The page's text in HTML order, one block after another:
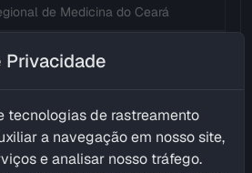
de Medicina do Ceará
de Medicina do Distrito Federal
CRM-ES
de Medicina do Espírito Santo
CRM-GO
Privacidade
tecnologias de rastreamento
a navegação em nosso site,
e analisar nosso tráfego.